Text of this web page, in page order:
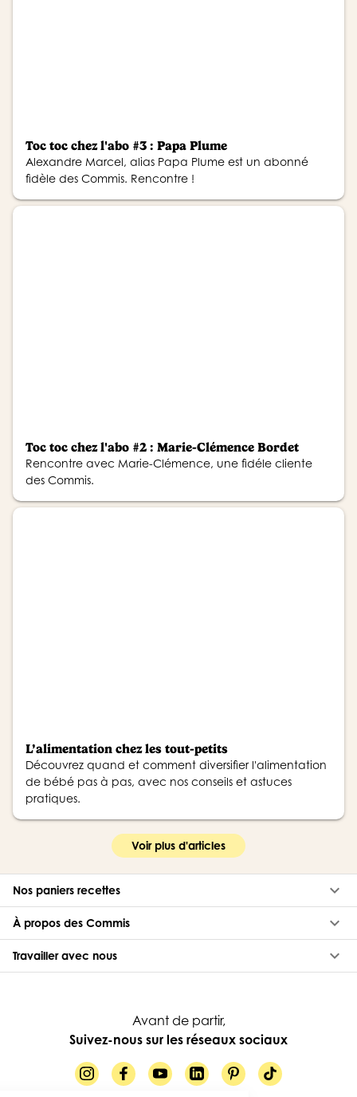
Toc toc chez l'abo #3 : Papa Plume
Alexandre Marcel, alias Papa Plume est un abonné
fidèle des Commis. Rencontre !
Toc toc chez l'abo #2 : Marie-Clémence Bordet
Rencontre avec Marie-Clémence, une fidéle cliente
des Commis.
L’alimentation chez les tout-petits
Découvrez quand et comment diversifier l'alimentation
de bébé pas à pas, avec nos conseils et astuces
pratiques.
Voir plus d'articles
Nos paniers recettes keyboard_arrow_down
À propos des Commis keyboard_arrow_down
Travailler avec nous keyboard_arrow_down
Avant de partir,
Suivez-nous sur les réseaux sociaux